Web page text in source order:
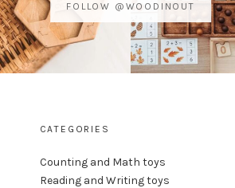
FOLLOW @WOODINOUT
CATEGORIES
Counting and Math toys
Reading and Writing toys